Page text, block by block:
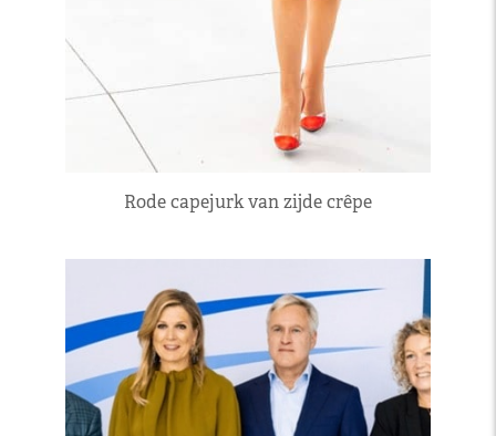
Rode capejurk van zijde crêpe